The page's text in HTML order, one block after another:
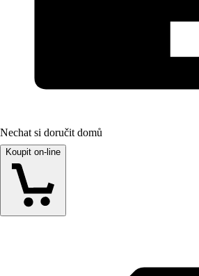
Nechat si doručit domů
Koupit on-line